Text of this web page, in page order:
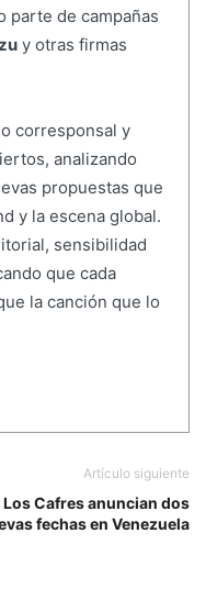
parte de campañas
y otras firmas
corresponsal y
analizando
propuestas que
y la escena global.
sensibilidad
que cada
la canción que lo
Artículo siguiente
Los Cafres anuncian dos
fechas en Venezuela